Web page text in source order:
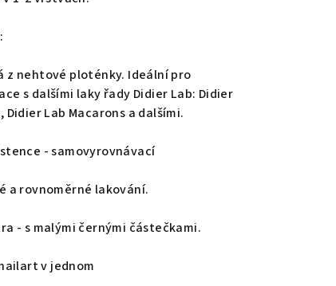
z nehtové ploténky. Ideální pro
s dalšími laky řady Didier Lab: Didier
Didier Lab Macarons a dalšími.
- samovyrovnávací
a rovnoměrné lakování.
- s malými černými částečkami.
v jednom